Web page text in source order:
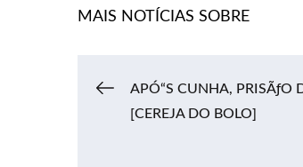
MAIS NOTÍCIAS SOBRE
Navegação
APÓ“S CUNHA, PRISÃƒO
[CEREJA DO BOLO]